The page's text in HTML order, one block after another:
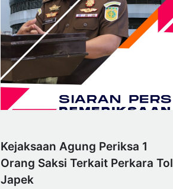
Kejaksaan Agung Periksa 1
Orang Saksi Terkait Perkara Tol
Japek